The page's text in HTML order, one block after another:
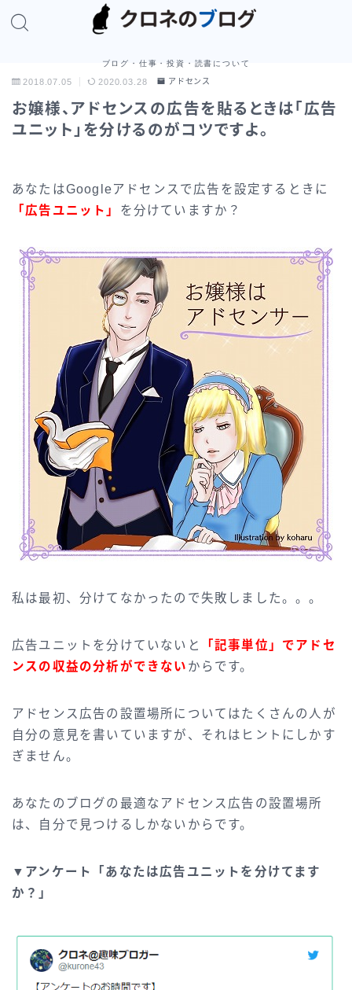
ブログ・仕事・投資・読書について
2018.07.05 2020.03.28 アドセンス
お嬢様、アドセンスの広告を貼るときは「広告
ユニット」を分けるのがコツですよ。
あなたはGoogleアドセンスで広告を設定するときに
「広告ユニット」 を分けていますか？
私は最初、分けてなかったので失敗しました。。。
広告ユニットを分けていないと
「記事単位」でアドセ
ンスの収益の分析ができない からです。
アドセンス広告の設置場所についてはたくさんの人が
自分の意見を書いていますが、それはヒントにしかす
ぎません。
あなたのブログの最適なアドセンス広告の設置場所
は、自分で見つけるしかないからです。
▼アンケート「あなたは広告ユニットを分けてます
か？」